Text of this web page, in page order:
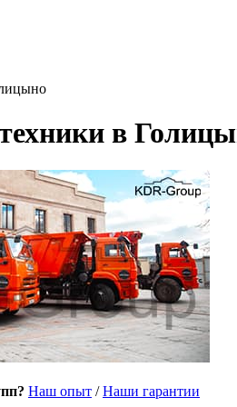
в
Наш опыт /Наши гарантии